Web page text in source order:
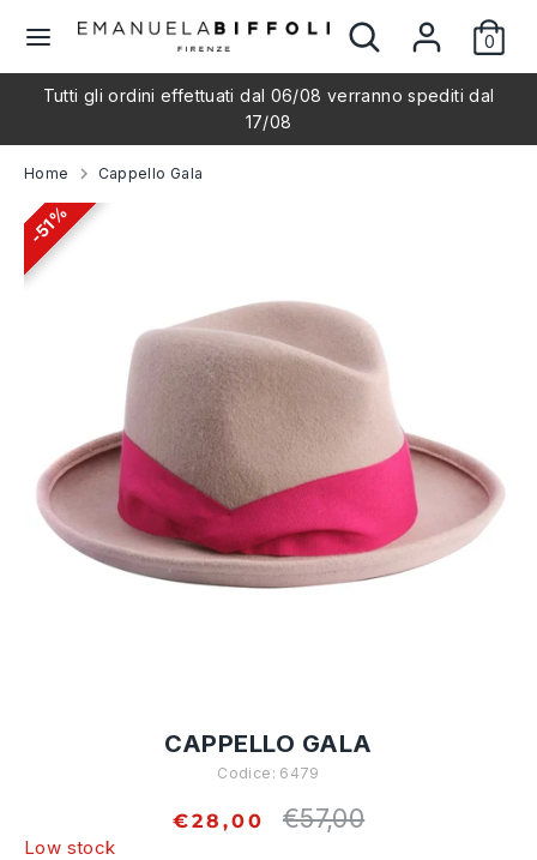
Search
Search
store
0
L
a
n
g
u
our
store
Tutti gli ordini effettuati dal 06/08 verranno spediti dal
17/08
Home Cappello Gala
51%
51%
CAPPELLO GALA
Codice: 6479
€28,00
Regular
€57,00
Low stock